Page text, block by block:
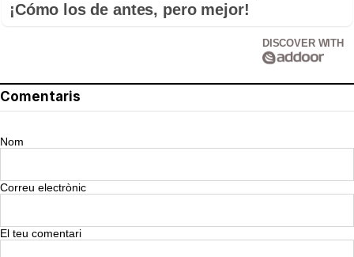
¡Cómo los de antes, pero mejor!
DISCOVER WITH
Comentaris
Nom
Correu electrònic
El teu comentari